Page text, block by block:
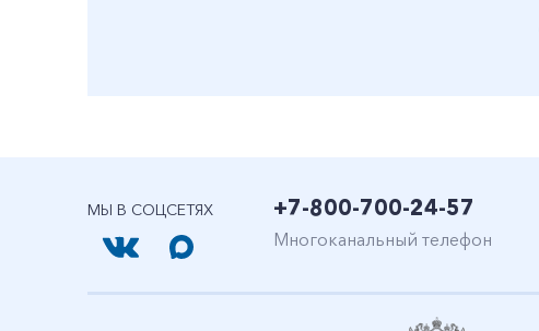
МЫ В СОЦСЕТЯХ +7-800-700-24-57
Многоканальный телефон